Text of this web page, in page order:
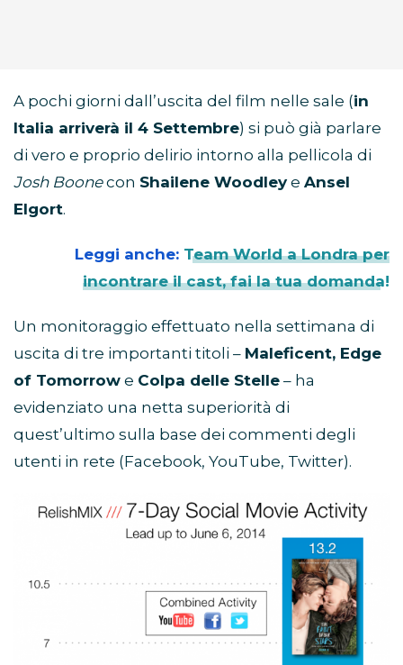
A pochi giorni dall’uscita del film nelle sale (in
Italia arriverà il 4 Settembre) si può già parlare
di vero e proprio delirio intorno alla pellicola di
Josh Boonecon Shailene Woodleye Ansel
Elgort.
Leggi anche: Team World a Londra per
incontrare il cast, fai la tua domanda!
Un monitoraggio effettuato nella settimana di
uscita di tre importanti titoli – Maleficent, Edge
of Tomorrow e Colpa delle Stelle – ha
evidenziato una netta superiorità di
quest’ultimo sulla base dei commenti degli
utenti in rete (Facebook, YouTube, Twitter).